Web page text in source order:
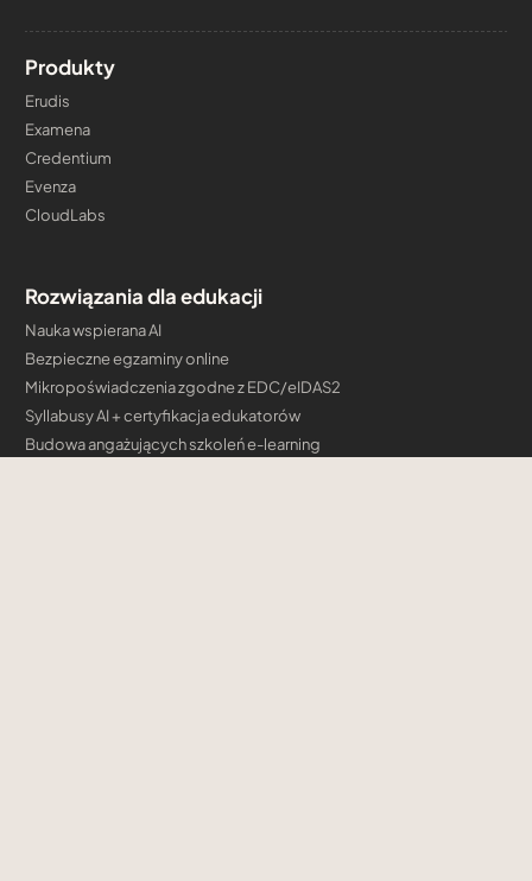
Produkty
Erudis
Examena
Credentium
Evenza
CloudLabs
Rozwiązania dla edukacji
Nauka wspierana AI
Bezpieczne egzaminy online
Mikropoświadczenia zgodne z EDC/eIDAS2
Syllabusy AI + certyfikacja edukatorów
Budowa angażujących szkoleń e-learning